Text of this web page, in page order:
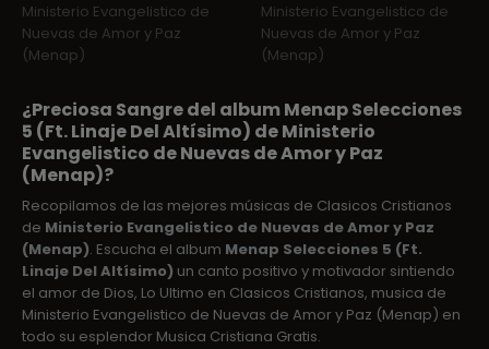
Ministerio Evangelistico de
Nuevas de Amor y Paz
(Menap)
Ministerio Evangelistico de
Nuevas de Amor y Paz
(Menap)
¿Preciosa Sangre del album Menap Selecciones
5 (Ft. Linaje Del Altísimo) de Ministerio
Evangelistico de Nuevas de Amor y Paz
(Menap)?
Recopilamos de las mejores músicas de Clasicos Cristianos
de Ministerio Evangelistico de Nuevas de Amor y Paz
(Menap). Escucha el album Menap Selecciones 5 (Ft.
Linaje Del Altísimo) un canto positivo y motivador sintiendo
el amor de Dios, Lo Ultimo en Clasicos Cristianos, musica de
Ministerio Evangelistico de Nuevas de Amor y Paz (Menap) en
todo su esplendor Musica Cristiana Gratis.